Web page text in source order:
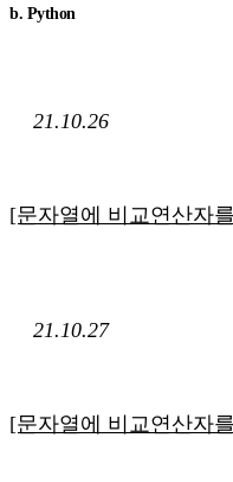
b. Python
21.10.26
[문자열에 비교연산자
21.10.27
[문자열에 비교연산자